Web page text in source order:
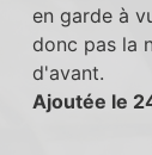
en garde à
donc pas la
d'avant.
Ajoutée le